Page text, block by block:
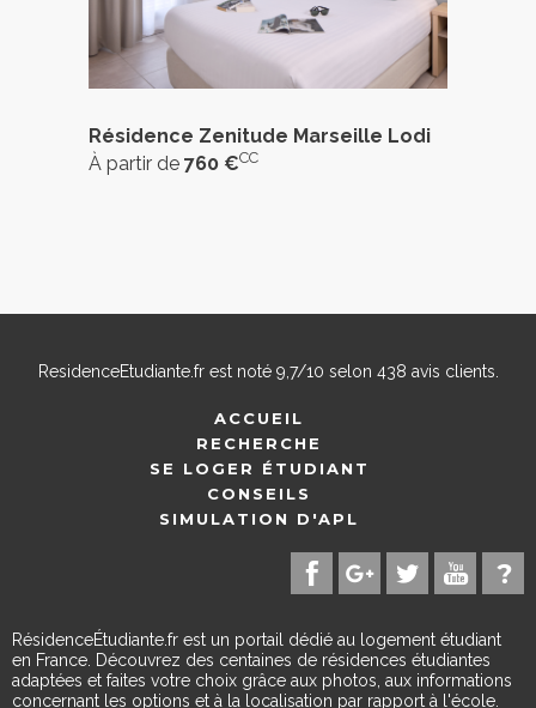
Résidence Zenitude Marseille Lodi
À partir de 760 €CC
ResidenceEtudiante.frest noté 9,7/10 selon 438 avis clients.
ACCUEIL
RECHERCHE
SE LOGER ÉTUDIANT
CONSEILS
SIMULATION D'APL
RésidenceÉtudiante.fr est un portail dédié au logement étudiant
en France. Découvrez des centaines de résidences étudiantes
adaptées et faites votre choix grâce aux photos, aux informations
concernant les options et à la localisation par rapport à l'école.